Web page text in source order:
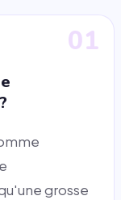
01
grosse